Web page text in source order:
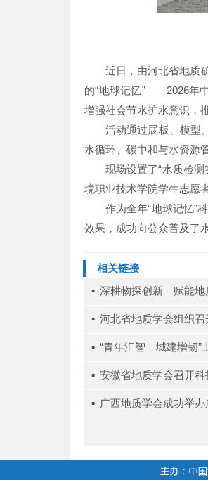
近日，由河北省地质
的“地球记忆”——2026年
增强社会节水护水意识，
活动通过展板、模型
水循环、碳中和与水资源
现场设置了“水质检
境职业技术学院学生志愿
作为全年“地球记忆”
效果，成功向公众普及了
相关链接
▪ 深耕物探创新 赋能
▪ 河北省地质学会组织召
▪ “青年汇智 城建增韧”
▪ 安徽省地质学会召开
▪ 广西地质学会成功举